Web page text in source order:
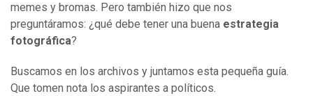
memes y bromas. Pero también hizo que nos
preguntáramos: ¿qué debe tener una buena estrategia
fotográfica?
Buscamos en los archivos y juntamos esta pequeña guía.
Que tomen nota los aspirantes a políticos.